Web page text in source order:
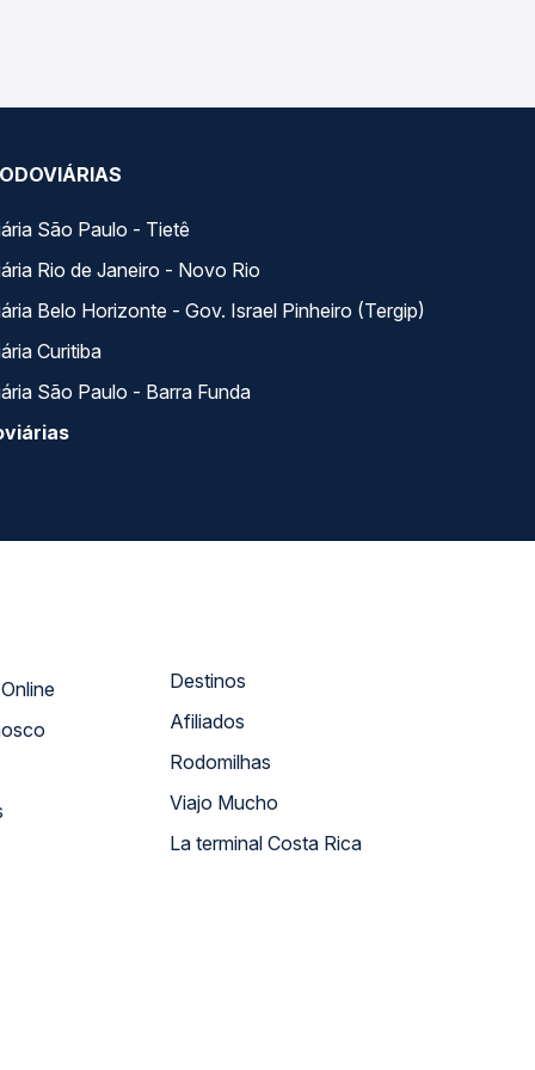
São Paulo - Tietê
Rio de Janeiro - Novo Rio
Belo Horizonte - Gov. Israel Pinheiro (Tergip)
Curitiba
São Paulo - Barra Funda
Atendimento Online
Destinos
Afiliados
Rodomilhas
Viajo Mucho
La terminal Costa Rica